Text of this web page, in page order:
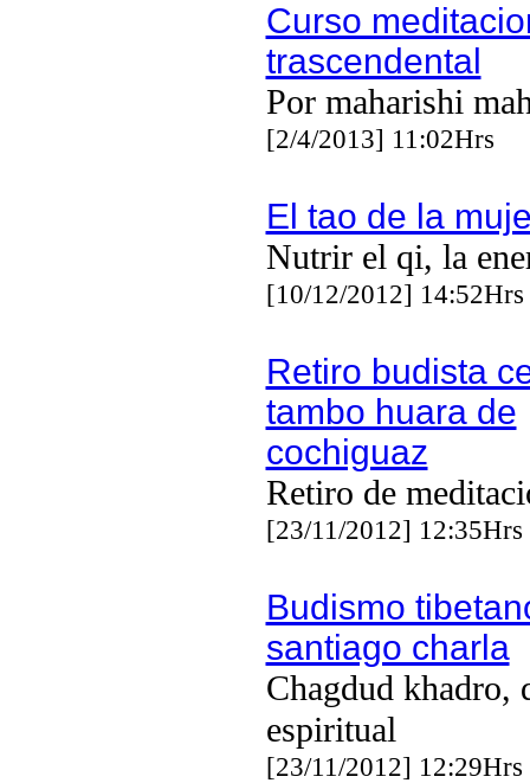
Curso
trascendental
Por maharishi
[2/4/2013] 11:02Hrs
El tao de la
Nutrir el qi, la
[10/12/2012] 14:52Hrs
Retiro budista
tambo huara de
cochiguaz
Retiro de
[23/11/2012] 12:35Hrs
Budismo
santiago charla
Chagdud khadro,
espiritual
[23/11/2012] 12:29Hrs